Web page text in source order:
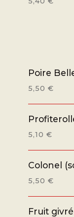
Poire
5,50 €
5,10 €
Colonel
5,50 €
Fruit